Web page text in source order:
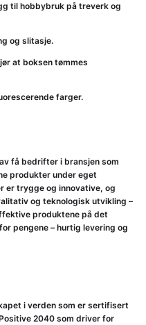
til hobbybruk på treverk og
og slitasje.
at boksen tømmes
farger.
få bedrifter i bransjen som
produkter under eget
er trygge og innovative, og
og teknologisk utvikling –
produktene på det
pengene – hurtig levering og
i verden som er sertifisert
2040 som driver for